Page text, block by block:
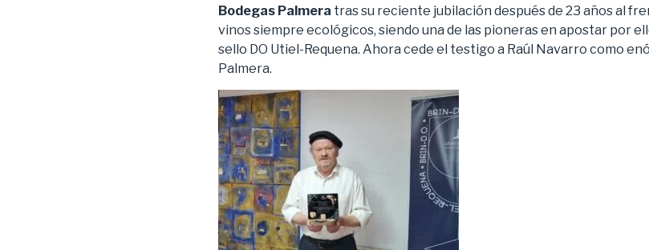
Bodegas Palmera tras su reciente jubilación después de 23 años al
vinos siempre ecológicos, siendo una de las pioneras en apostar por
sello DO Utiel-Requena. Ahora cede el testigo a Raúl Navarro como
Palmera.